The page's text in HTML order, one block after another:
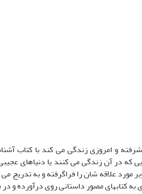
که در آن زندگی می کنند یا دنیاهای
مورد علاقه شان را فراگرفته و به تدریج
به کتابهای مصور داستانی روی درآورده و